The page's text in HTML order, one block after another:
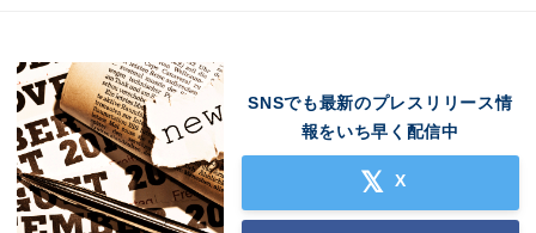
SNSでも最新のプレスリリース情
報をいち早く配信中
X